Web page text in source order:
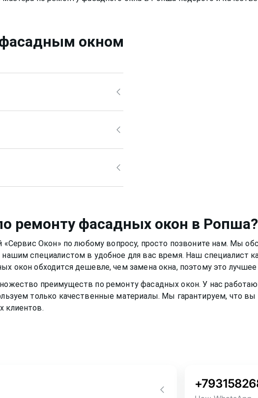
окном
привести за собой
раствор, а
чтобы не попасть на
и теплыми годами.
ремонту фасадных окон в Ропша?
«Сервис Окон» по любому вопросу, просто позвоните нам. Мы
нашим специалистом в удобное для вас время. Наш специалист
окон обходится дешевле, чем замена окна, поэтому это
преимуществ по ремонту фасадных окон. У нас
только качественные материалы. Мы гарантируем, что
клиентов.